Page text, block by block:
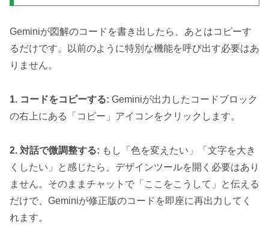
Geminiが図解のコードを書き出したら、あとはコピーす
るだけです。以前のように特別な機能を呼び出す必要はあ
りません。
1. コードをコピーする: Geminiが出力したコードブロック
の右上にある「コピー」アイコンをクリックします。
2. 対話で微調整する: もし「色を変えたい」「文字を大き
くしたい」と感じたら、デザインツールを開く必要はあり
ません。そのままチャットで「ここをこうして」と伝える
だけで、Geminiが修正版のコードを即座に再出力してく
れます。